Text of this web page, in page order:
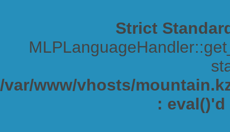
Strict
/var/www/vhosts/
: